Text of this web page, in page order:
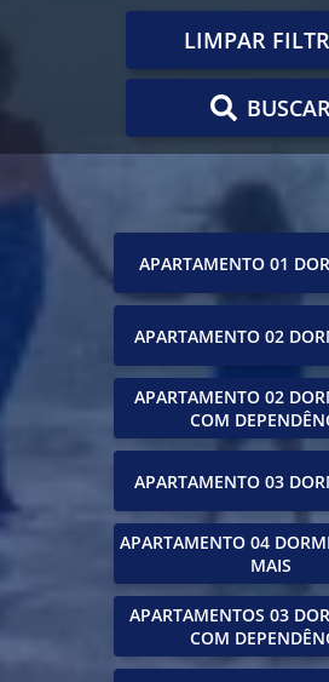
LIMPAR
BUSCAR
APARTAMENTO 01
APARTAMENTO 02
APARTAMENTO 02
COM
APARTAMENTO 03
APARTAMENTO 04
MAIS
APARTAMENTOS 03
COM